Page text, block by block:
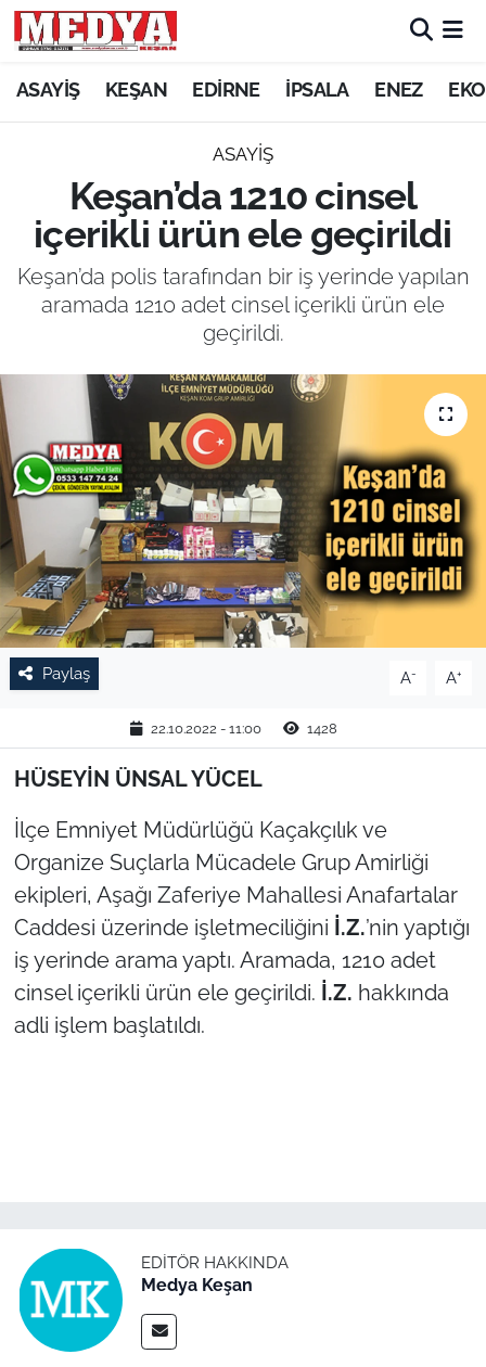
ASAYİŞ KEŞAN EDİRNE İPSALA ENEZ
ASAYİŞ
Keşan’da 1210 cinsel
içerikli ürün ele geçirildi
Keşan’da polis tarafından bir iş yerinde yapılan
aramada 1210 adet cinsel içerikli ürün ele
geçirildi.
Paylaş A- A+
22.10.2022 - 11:00 1428
HÜSEYİN ÜNSAL YÜCEL
İlçe Emniyet Müdürlüğü Kaçakçılık ve
Organize Suçlarla Mücadele Grup Amirliği
ekipleri, Aşağı Zaferiye Mahallesi Anafartalar
Caddesi üzerinde işletmeciliğini İ.Z.’nin yaptığı
iş yerinde arama yaptı. Aramada, 1210 adet
cinsel içerikli ürün ele geçirildi. İ.Z. hakkında
adli işlem başlatıldı.
EDITÖR HAKKINDA
Medya Keşan
KEŞAN
ASAYİŞ
SİYASET
GÜNDEM
SAĞLIK
EĞİTİM
TARIM VE HAYVANCILIK
KÜLTÜR SANAT
RESMİ İLAN
SPOR
YAŞAM
TEKİRDAĞ
KIRKLARELİ
ÇANAKKALE
TÜRKİYE
Politika
Flaş Haber
Dış Haberler